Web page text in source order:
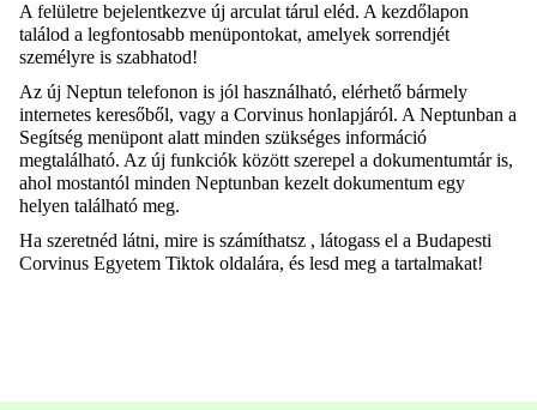
A felületre bejelentkezve új arculat tárul eléd. A kezdőlapon
találod a legfontosabb menüpontokat, amelyek sorrendjét
személyre is szabhatod!
Az új Neptun telefonon is jól használható, elérhető bármely
internetes keresőből, vagy a Corvinus honlapjáról. A Neptunban a
Segítség menüpont alatt minden szükséges információ
megtalálható. Az új funkciók között szerepel a dokumentumtár is,
ahol mostantól minden Neptunban kezelt dokumentum egy
helyen található meg.
Ha szeretnéd látni, mire is számíthatsz , látogass el a Budapesti
Corvinus Egyetem Tiktok oldalára, és lesd meg a tartalmakat!